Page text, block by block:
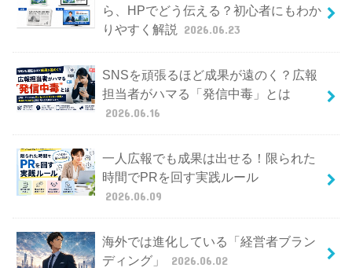
ら、HPでどう伝える？初心者にもわか
りやすく解説
2026.06.23
SNSを頑張るほど成果が遠のく？広報
担当者がハマる「発信中毒」とは
2026.06.16
一人広報でも成果は出せる！限られた
時間でPRを回す実践ルール
2026.06.09
海外では進化している「経営者ブラン
ディング」
2026.06.02